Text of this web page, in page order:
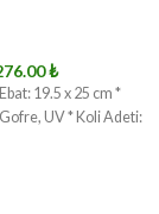
₺
19.5 x 25 cm *
UV * Koli Adeti: